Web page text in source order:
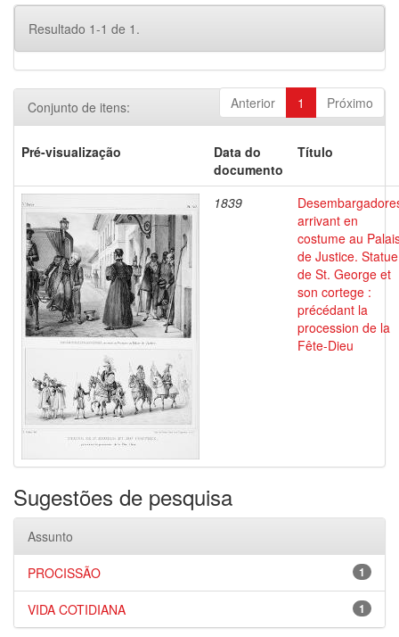
Resultado 1-1 de 1.
Anterior 1 Próximo
Conjunto de itens:
Pré-visualização
Data do
documento
Título
1839
arrivant en
costume au
de Justice. Statue
de St. George et
son cortege :
précédant la
procession de la
Fête-Dieu
Sugestões de pesquisa
Assunto
1
PROCISSÃO
1
VIDA COTIDIANA